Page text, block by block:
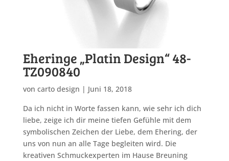
Eheringe „Platin Design“ 48-
TZ090840
von carto design | Juni 18, 2018
Da ich nicht in Worte fassen kann, wie sehr ich dich
liebe, zeige ich dir meine tiefen Gefühle mit dem
symbolischen Zeichen der Liebe, dem Ehering, der
uns von nun an alle Tage begleiten wird. Die
kreativen Schmuckexperten im Hause Breuning